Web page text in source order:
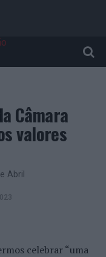
Câmara
valores
Abril
celebrar “uma